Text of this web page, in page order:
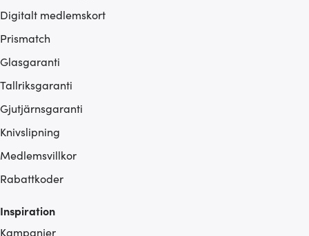
Digitalt medlemskort
Prismatch
Glasgaranti
Tallriksgaranti
Gjutjärnsgaranti
Knivslipning
Medlemsvillkor
Rabattkoder
Inspiration
Kampanjer